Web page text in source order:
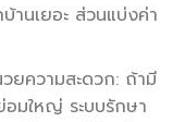
นเยอะ ส่วนแบ่งค่า
ยความสะดวก: ถ้ามี
มใหญ่ ระบบรักษา